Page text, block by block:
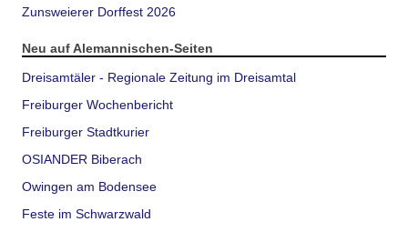
Zunsweierer Dorffest 2026
Neu auf Alemannischen-Seiten
Dreisamtäler - Regionale Zeitung im Dreisamtal
Freiburger Wochenbericht
Freiburger Stadtkurier
OSIANDER Biberach
Owingen am Bodensee
Feste im Schwarzwald